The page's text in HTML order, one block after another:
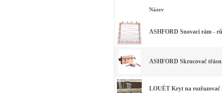
Název
ASHFORD Snovací rám -
ASHFORD Skrucovač
LOUËT Kryt na rozřazovač